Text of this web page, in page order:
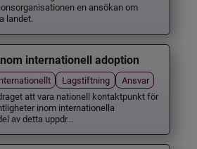
en ansökan om
landet.
internationell adoption
Lagstiftning
Ansvar
att vara nationell kontaktpunkt för
inom internationella
av detta uppdr...